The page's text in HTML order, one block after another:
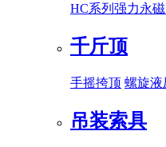
HC系列强力永
千斤顶
手摇挎顶 螺旋液
吊装索具